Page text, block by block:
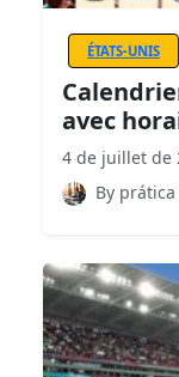
ÉTATS-UNIS
avec
4 de juillet de
By prática